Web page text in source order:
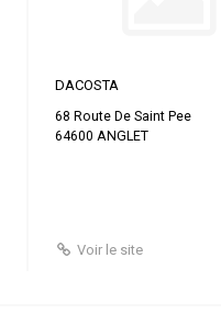
DACOSTA
68 Route De Saint Pee
64600 ANGLET
Voir le site